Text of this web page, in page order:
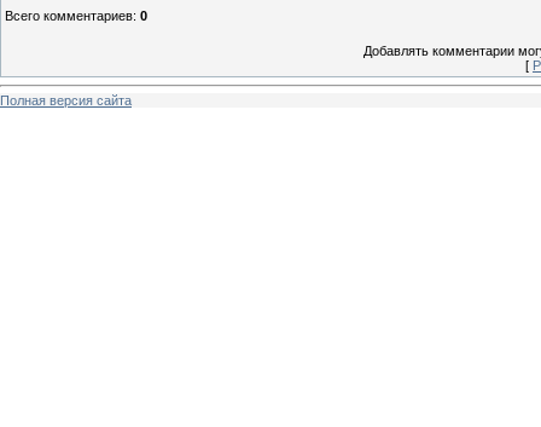
Всего комментариев: 0
Добавлять комментарии
[
Полная версия сайта